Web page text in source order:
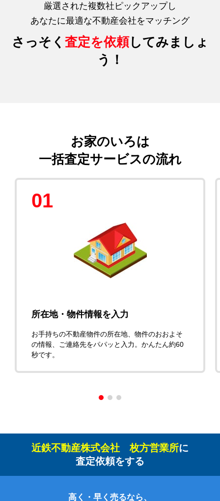
厳選された複数社ピックアップし
あなたに最適な不動産会社をマッチング
さっそく 査定を依頼してみましょ
う！
お家のいろは
一括査定サービスの流れ
01
所在地・物件情報を入力
お手持ちの不動産物件の所在地、物件のおおよそ
の情報、ご連絡先をパパッと入力。かんたん約60
秒です。
近鉄不動産株式会社 枚方営業所に
査定依頼をする
高く・早く売るなら、